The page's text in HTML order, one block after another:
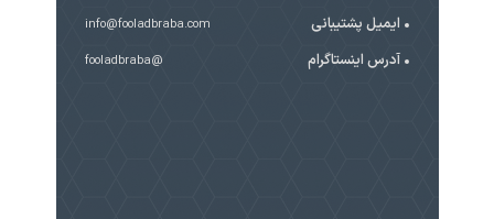
ایمیل پشتیبانی info@fooladbraba.com
آدرس اینستاگرام @fooladbraba